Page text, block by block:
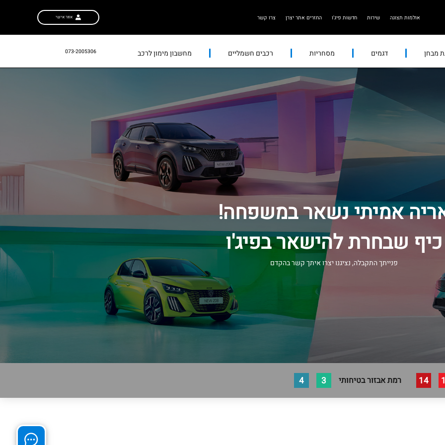
אולמות תצוגה שירות חדשות פיג'ו החזרים אתר יצרן צרו קשר אזור אישי
מבחן דגמים מסחריות רכבים חשמליים מחשבון מימון לרכב 073-2005306
אמיתי נשאר במשפחה!
כיף שבחרת להישאר בפיג'ו
פנייתך התקבלה, נציגנו יצרו איתך קשר בהקדם
14 רמת אבזור בטיחותי 3
4